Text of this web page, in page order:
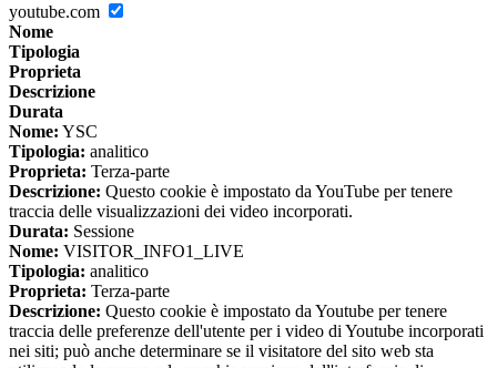
youtube.com
Nome
Tipologia
Proprieta
Descrizione
Durata
Nome: YSC
Tipologia: analitico
Proprieta: Terza-parte
Descrizione: Questo cookie è impostato da YouTube per tenere
traccia delle visualizzazioni dei video incorporati.
Durata: Sessione
Nome: VISITOR_INFO1_LIVE
Tipologia: analitico
Proprieta: Terza-parte
Descrizione: Questo cookie è impostato da Youtube per tenere
traccia delle preferenze dell'utente per i video di Youtube incorporati
nei siti; può anche determinare se il visitatore del sito web sta